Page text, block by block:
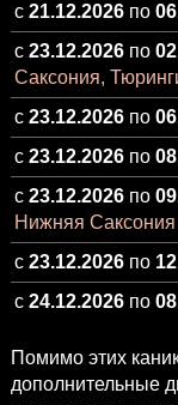
с 21.12.2026по
с 23.12.2026по
Саксония,
с 23.12.2026по
с 23.12.2026по
с 23.12.2026по
Нижняя Саксония
с 23.12.2026по
с 24.12.2026по
Помимо этих
дополнительные